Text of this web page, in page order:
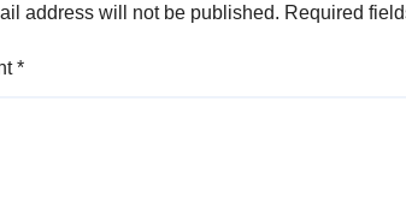
address will not be published. Required
*